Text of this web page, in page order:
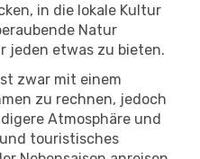
in die lokale Kultur
Natur
jeden etwas zu bieten.
zwar mit einem
zu rechnen, jedoch
Atmosphäre und
touristisches